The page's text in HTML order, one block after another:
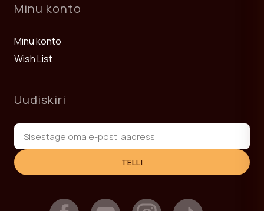
Minu konto
Minu konto
Wish List
Uudiskiri
TELLI